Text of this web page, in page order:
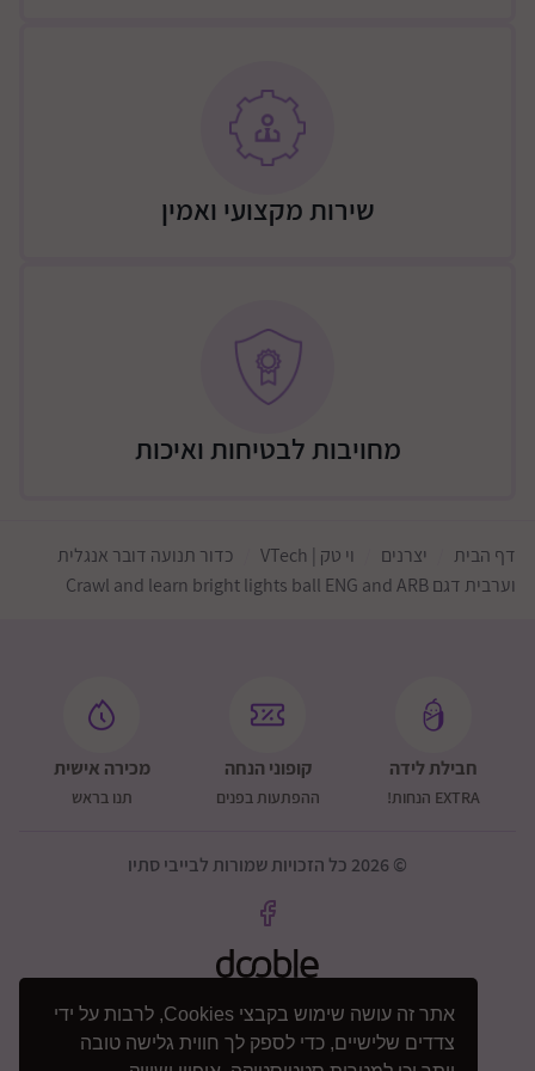
אתר זה עושה שימוש בקבצי Cookies, לרבות על ידי
צדדים שלישיים, כדי לספק לך חווית גלישה טובה
שירות מקצועי ואמין
מחויבות לבטיחות ואיכות
דף הבית יצרנים וי טק | VTech
כדור תנועה דובר אנגלית
וערבית דגם Crawl and learn bright lights ball ENG and ARB
חבילת לידה
EXTRA הנחות!
קופוני הנחה
ההפתעות בפנים
מכירה אישית
תנו בראש
© 2026 כל הזכויות שמורות לבייבי סתיו